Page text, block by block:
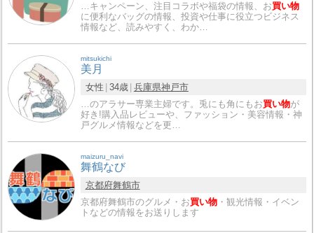
…キャンペーン、注目コラボや福袋の情報、お買い物
に便利なバッグの情報、投資や仕事に役立つビジネス
情報など、読みやすく、わか…
mitsukichi
美月
女性 34歳 兵庫県神戸市
…のアラサー専業主婦です。兎にも角にもお買い物が
好き!購入品レビューや、ファッション・美容情報・神
戸グルメ情報などを更…
maizuru_navi
舞鶴なび
京都府舞鶴市
京都府舞鶴市のグルメ・お買い物 ・観光情報・イベン
トなどの情報をお送りします